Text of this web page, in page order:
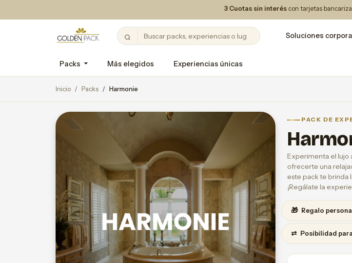
3 Cuotas sin interés con tarjetas
Soluciones
Packs Más elegidos Experiencias únicas
Inicio Packs Harmonie
PACK DE
Experimenta el lujo
ofrecerte una
este pack te brinda
¡Regálate la
🎁 Regalo
⇄ Posibilidad